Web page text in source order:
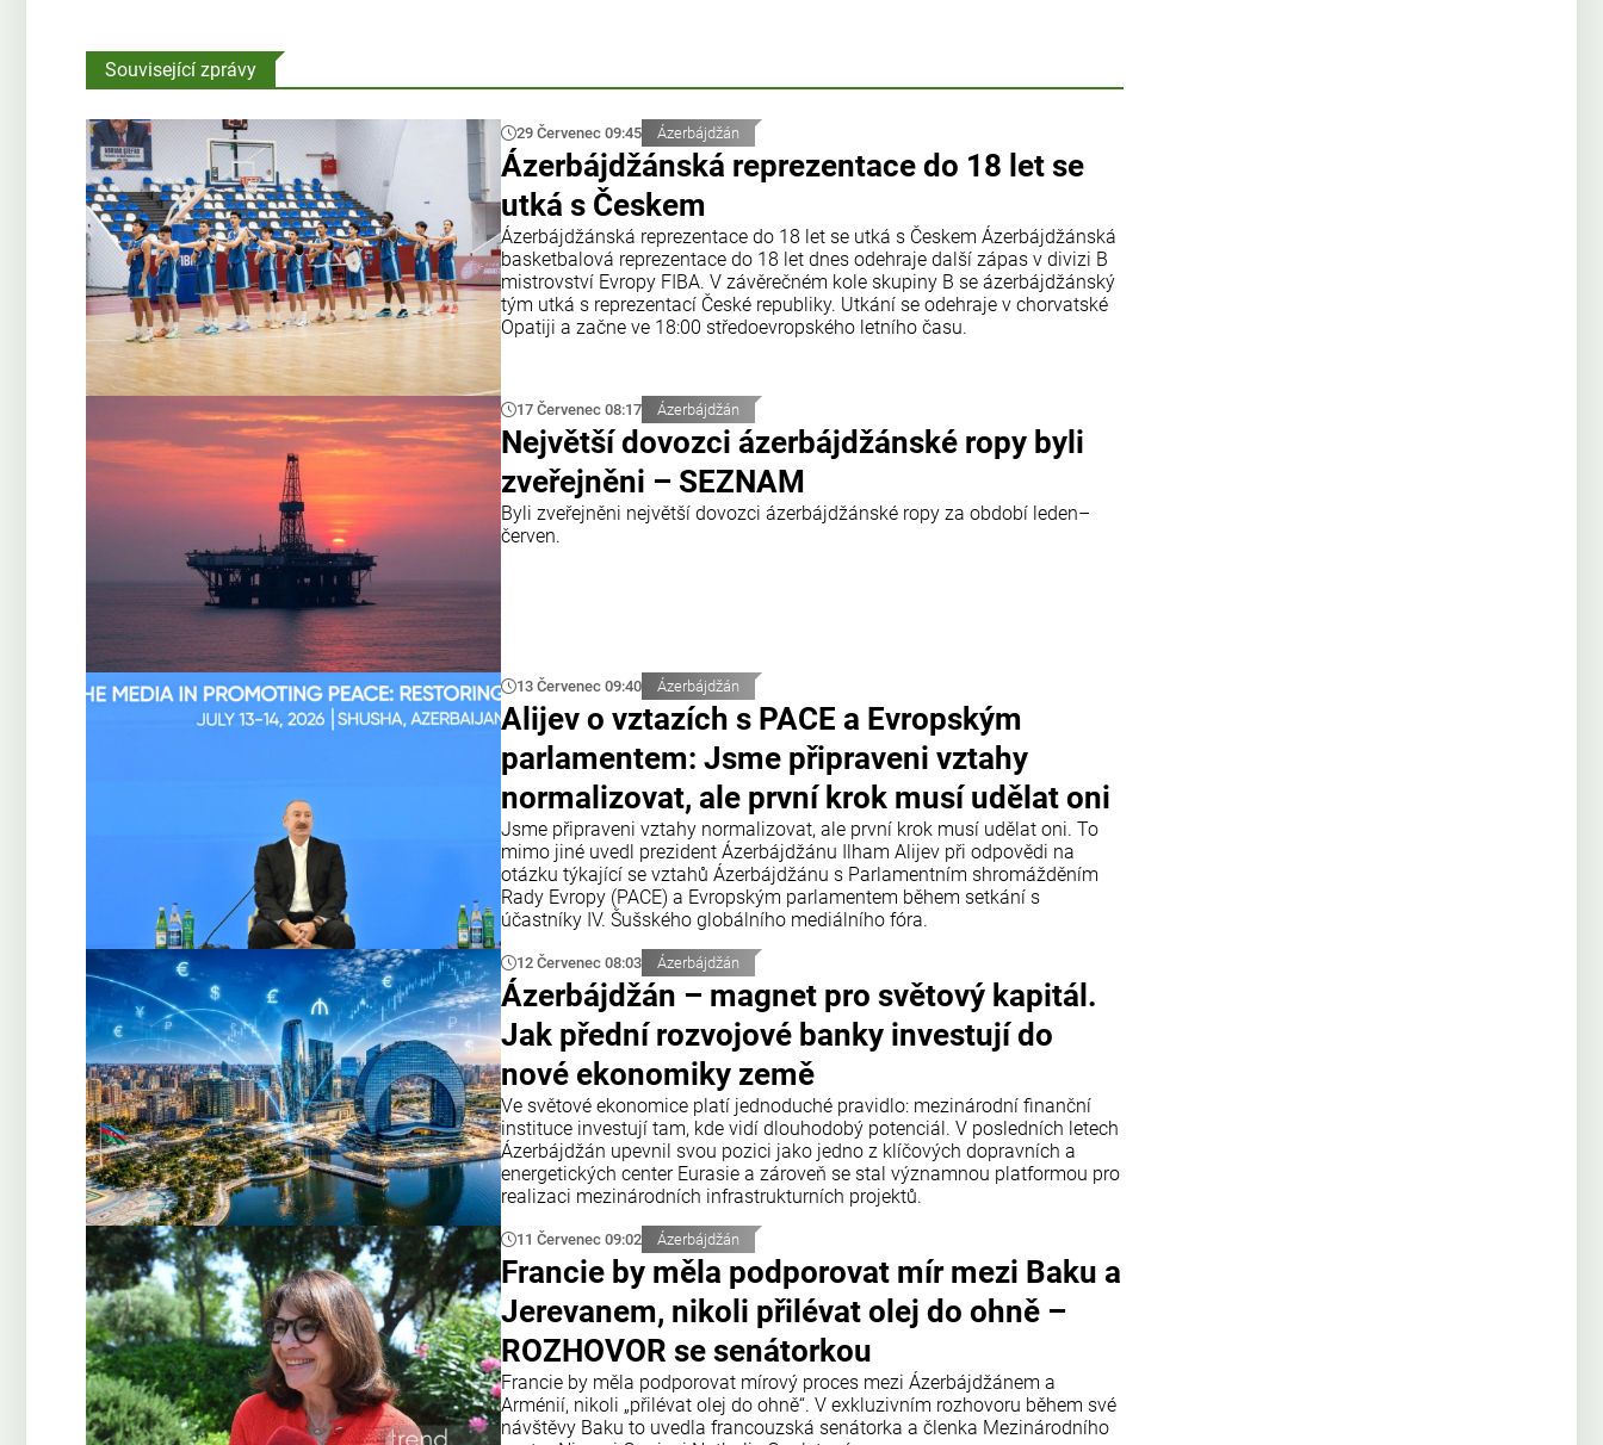
Související zprávy
29 Červenec 09:45 Ázerbájdžán
Ázerbájdžánská reprezentace do 18 let se
utká s Českem
Ázerbájdžánská reprezentace do 18 let se utká s Českem Ázerbájdžánská
basketbalová reprezentace do 18 let dnes odehraje další zápas v divizi B
mistrovství Evropy FIBA. V závěrečném kole skupiny B se ázerbájdžánský
tým utká s reprezentací České republiky. Utkání se odehraje v chorvatské
Opatiji a začne ve 18:00 středoevropského letního času.
17 Červenec 08:17 Ázerbájdžán
Největší dovozci ázerbájdžánské ropy byli
zveřejněni – SEZNAM
Byli zveřejněni největší dovozci ázerbájdžánské ropy za období leden–
červen.
13 Červenec 09:40 Ázerbájdžán
Alijev o vztazích s PACE a Evropským
parlamentem: Jsme připraveni vztahy
normalizovat, ale první krok musí udělat oni
Jsme připraveni vztahy normalizovat, ale první krok musí udělat oni. To
mimo jiné uvedl prezident Ázerbájdžánu Ilham Alijev při odpovědi na
otázku týkající se vztahů Ázerbájdžánu s Parlamentním shromážděním
Rady Evropy (PACE) a Evropským parlamentem během setkání s
účastníky IV. Šušského globálního mediálního fóra.
12 Červenec 08:03 Ázerbájdžán
Ázerbájdžán – magnet pro světový kapitál.
Jak přední rozvojové banky investují do
nové ekonomiky země
Ve světové ekonomice platí jednoduché pravidlo: mezinárodní finanční
instituce investují tam, kde vidí dlouhodobý potenciál. V posledních letech
Ázerbájdžán upevnil svou pozici jako jedno z klíčových dopravních a
energetických center Eurasie a zároveň se stal významnou platformou pro
realizaci mezinárodních infrastrukturních projektů.
11 Červenec 09:02 Ázerbájdžán
Francie by měla podporovat mír mezi Baku a
Jerevanem, nikoli přilévat olej do ohně –
ROZHOVOR se senátorkou
Francie by měla podporovat mírový proces mezi Ázerbájdžánem a
Arménií, nikoli „přilévat olej do ohně“. V exkluzivním rozhovoru během své
návštěvy Baku to uvedla francouzská senátorka a členka Mezinárodního